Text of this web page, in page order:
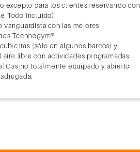
excepto para los clientes reservando con
Todo Incluido)
vanguardista con las mejores
Technogym®
cubiertas (sólo en algunos barcos) y
aire libre con actividades programadas.
Casino totalmente equipado y abierto